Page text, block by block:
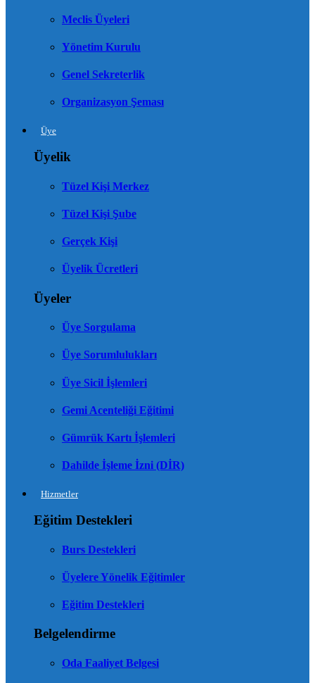
Meclis Üyeleri
Yönetim Kurulu
Genel Sekreterlik
Organizasyon Şeması
Üye
Üyelik
Tüzel Kişi Merkez
Tüzel Kişi Şube
Gerçek Kişi
Üyelik Ücretleri
Üyeler
Üye Sorgulama
Üye Sorumlulukları
Üye Sicil İşlemleri
Gemi Acenteliği Eğitimi
Gümrük Kartı İşlemleri
Dahilde İşleme İzni (DİR)
Hizmetler
Eğitim Destekleri
Burs Destekleri
Üyelere Yönelik Eğitimler
Eğitim Destekleri
Belgelendirme
Oda Faaliyet Belgesi